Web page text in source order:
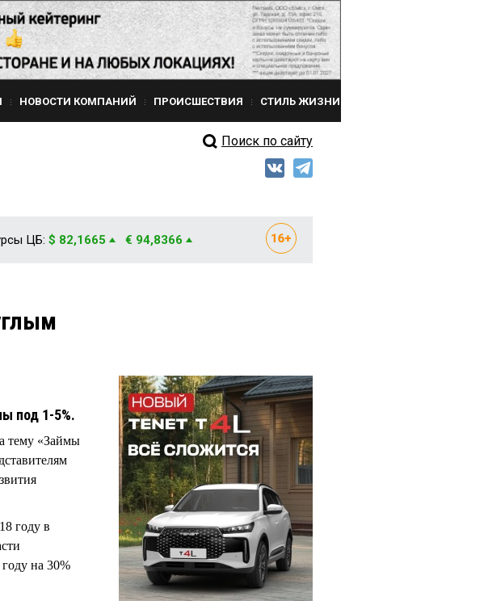
НОВОСТИ КОМПАНИЙ ПРОИСШЕСТВИЯ СТИЛЬ ЖИЗНИ
Поиск по сайту
ЦБ: $ 82,1665 € 94,8366
под 1-5%.
тему «Займы
году в
на 30%